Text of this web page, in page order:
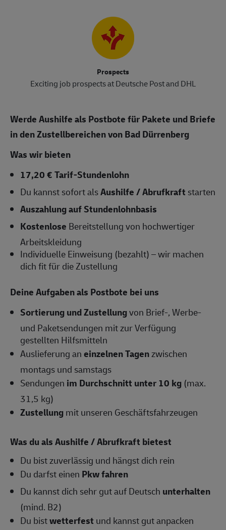
Prospects
Exciting job prospects at Deutsche Post and DHL
Werde Aushilfe als Postbote für Pakete und Briefe
in den Zustellbereichen von Bad Dürrenberg
Was wir bieten
17,20 € Tarif-Stundenlohn
Du kannst sofort alsAushilfe / Abrufkraft starten
Auszahlung auf Stundenlohnbasis
Kostenlose Bereitstellung von hochwertiger
Arbeitskleidung
Individuelle Einweisung (bezahlt) – wir machen
dich fit für die Zustellung
Deine Aufgaben als Postbote bei uns
Sortierung und Zustellungvon Brief-, Werbe-
und Paketsendungen mit zur Verfügung
gestellten Hilfsmitteln
Auslieferung aneinzelnen Tagenzwischen
montags und samstags
Sendungen im Durchschnitt unter 10 kg (max.
31,5 kg)
Zustellungmit unseren Geschäftsfahrzeugen
Was du als Aushilfe / Abrufkraft bietest
Du bist zuverlässig und hängst dich rein
Du darfst einen Pkw fahren
Du kannst dich sehr gut auf Deutsch unterhalten
(mind. B2)
Du bistwetterfest und kannst gut anpacken